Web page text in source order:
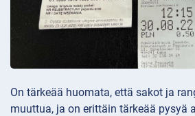
On tärkeää huomata, että sakot ja
muuttua, ja on erittäin tärkeää pysyä